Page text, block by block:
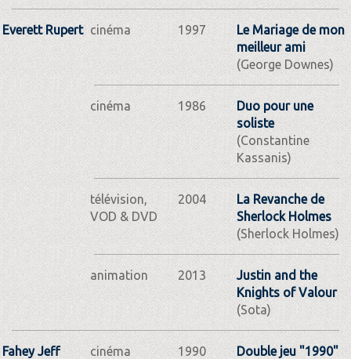
Everett Rupert cinéma 1997
Le Mariage de mon
meilleur ami
(George Downes)
cinéma 1986
Duo pour une
soliste
(Constantine
Kassanis)
télévision,
VOD & DVD
2004
La Revanche de
Sherlock Holmes
(Sherlock Holmes)
animation 2013
Justin and the
Knights of Valour
(Sota)
Fahey Jeff cinéma 1990
Double jeu "1990"